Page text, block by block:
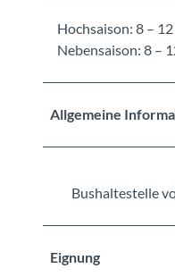
Hochsaison: 8 –
Nebensaison: 8 –
Allgemeine
Bushaltestelle
Eignung